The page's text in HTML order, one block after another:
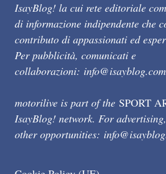
IsayBlog! la cui rete editoriale
di informazione indipendente che
contributo di appassionati ed
Per pubblicità, comunicati e
collaborazioni: info@isayblog.com
motorilive is part of the SPORT
IsayBlog! network. For
other opportunities: